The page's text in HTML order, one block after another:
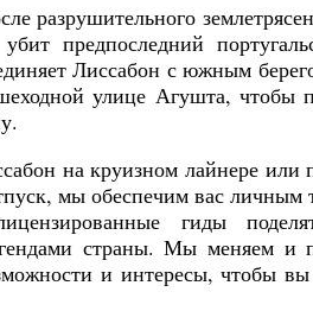
разрушительного
предпоследний
Лиссабон с южным
улице Агушта, чтобы
на круизном лайнере или
мы обеспечим вас личным
гиды
страны. Мы меняем и
и интересы, чтобы вы